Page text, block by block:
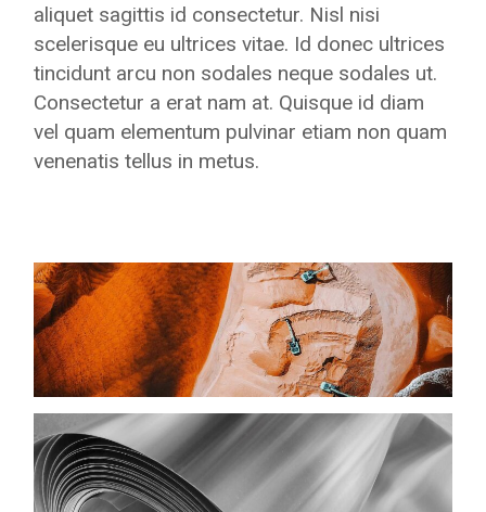
aliquet sagittis id consectetur. Nisl nisi
scelerisque eu ultrices vitae. Id donec ultrices
tincidunt arcu non sodales neque sodales ut.
Consectetur a erat nam at. Quisque id diam
vel quam elementum pulvinar etiam non quam
venenatis tellus in metus.